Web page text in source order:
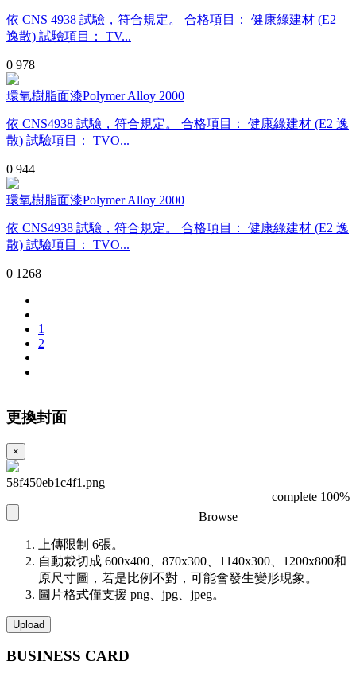
依 CNS 4938 試驗，符合規定。 合格項目： 健康綠建材 (E2
逸散) 試驗項目： TV...
0 978
環氧樹脂面漆Polymer Alloy 2000
依 CNS4938 試驗，符合規定。 合格項目： 健康綠建材 (E2 逸
散) 試驗項目： TVO...
0 944
環氧樹脂面漆Polymer Alloy 2000
依 CNS4938 試驗，符合規定。 合格項目： 健康綠建材 (E2 逸
散) 試驗項目： TVO...
0 1268
1
2
更換封面
×
58f450eb1c4f1.png
complete 100%
Browse
上傳限制 6張。
自動裁切成 600x400、870x300、1140x300、1200x800和
原尺寸圖，若是比例不對，可能會發生變形現象。
圖片格式僅支援 png、jpg、jpeg。
Upload
BUSINESS CARD